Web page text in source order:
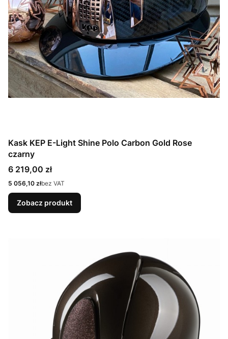
Kask KEP E-Light Shine Polo Carbon Gold Rose
czarny
Cena
6 219,00 zł
Cena
5 056,10 złbez VAT
Zobacz produkt